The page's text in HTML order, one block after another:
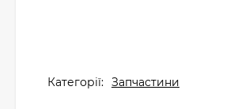
Категорії: Запчастини